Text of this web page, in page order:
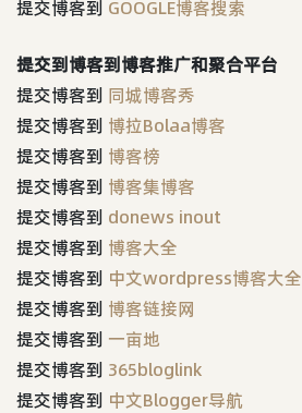
提交博客到 GOOGLE博客搜索
提交到博客到博客推广和聚合平台
提交博客到 同城博客秀
提交博客到 博拉Bolaa博客
提交博客到 博客榜
提交博客到 博客集博客
提交博客到 donews inout
提交博客到 博客大全
提交博客到 中文wordpress博客大全
提交博客到 博客链接网
提交博客到 一亩地
提交博客到 365bloglink
提交博客到 中文Blogger导航